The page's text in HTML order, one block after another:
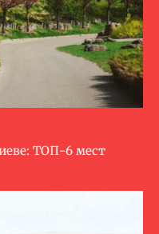
ТОП-6 мест